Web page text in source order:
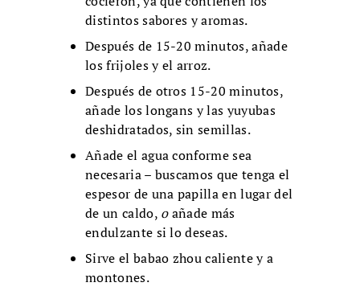
distintos sabores y aromas.
Después de 15-20 minutos, añade
los frijoles y el arroz.
Después de otros 15-20 minutos,
añade los longans y las yuyubas
deshidratados, sin semillas.
Añade el agua conforme sea
necesaria – buscamos que tenga el
espesor de una papilla en lugar del
de un caldo, oañade más
endulzante si lo deseas.
Sirve el babao zhou caliente y a
montones.